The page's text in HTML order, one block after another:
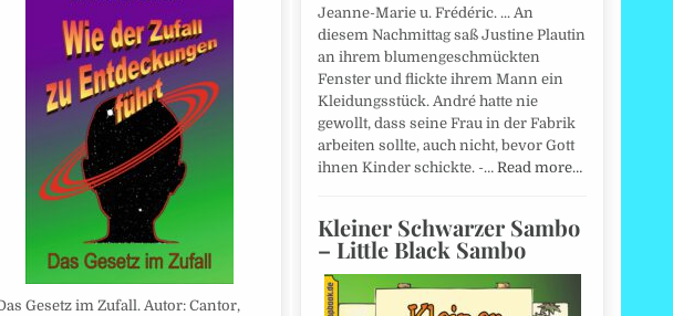
Gesetz im Zufall. Autor: Cantor,
Jeanne-Marie u. Frédéric. ... An
diesem Nachmittag saß Justine Plautin
an ihrem blumengeschmückten
Fenster und flickte ihrem Mann ein
Kleidungsstück. André hatte nie
gewollt, dass seine Frau in der Fabrik
arbeiten sollte, auch nicht, bevor Gott
ihnen Kinder schickte. -… Read more…
Kleiner Schwarzer Sambo
– Little Black Sambo